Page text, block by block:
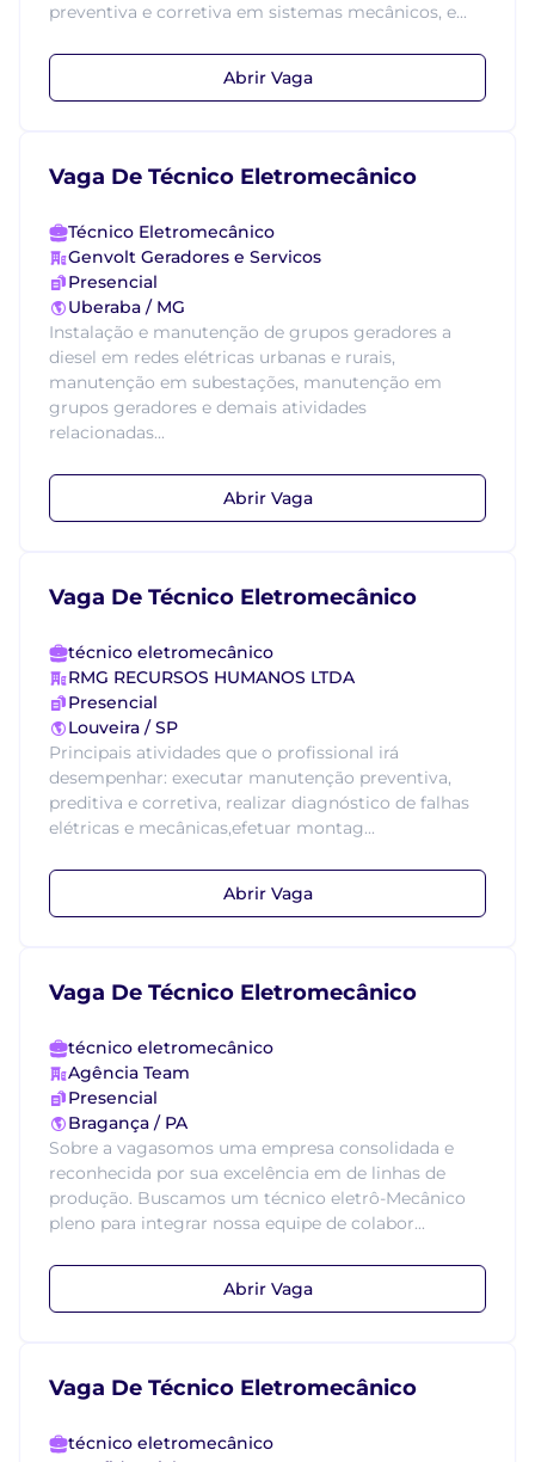
preventiva e corretiva em sistemas mecânicos, e...
Abrir Vaga
Vaga De Técnico Eletromecânico
Técnico Eletromecânico
Genvolt Geradores e Servicos
Presencial
Uberaba / MG
Instalação e manutenção de grupos geradores a
diesel em redes elétricas urbanas e rurais,
manutenção em subestações, manutenção em
grupos geradores e demais atividades
relacionadas...
Abrir Vaga
Vaga De Técnico Eletromecânico
técnico eletromecânico
RMG RECURSOS HUMANOS LTDA
Presencial
Louveira / SP
Principais atividades que o profissional irá
desempenhar: executar manutenção preventiva,
preditiva e corretiva, realizar diagnóstico de falhas
elétricas e mecânicas,efetuar montag...
Abrir Vaga
Vaga De Técnico Eletromecânico
técnico eletromecânico
Agência Team
Presencial
Bragança / PA
Sobre a vagasomos uma empresa consolidada e
reconhecida por sua excelência em de linhas de
produção. Buscamos um técnico eletrô-Mecânico
pleno para integrar nossa equipe de colabor...
Abrir Vaga
Vaga De Técnico Eletromecânico
técnico eletromecânico